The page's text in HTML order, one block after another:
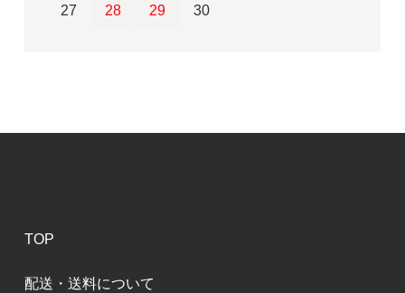
27 28 29 30
TOP
配送・送料について